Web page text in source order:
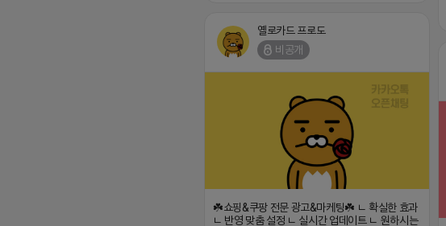
옐로카드 프로도
비공개
☘️쇼핑&쿠팡 전문 광고&마케팅☘️ ㄴ 확실한 효과
ㄴ 반영 맞춤 설정 ㄴ 실시간 업데이트 ㄴ 원하시는